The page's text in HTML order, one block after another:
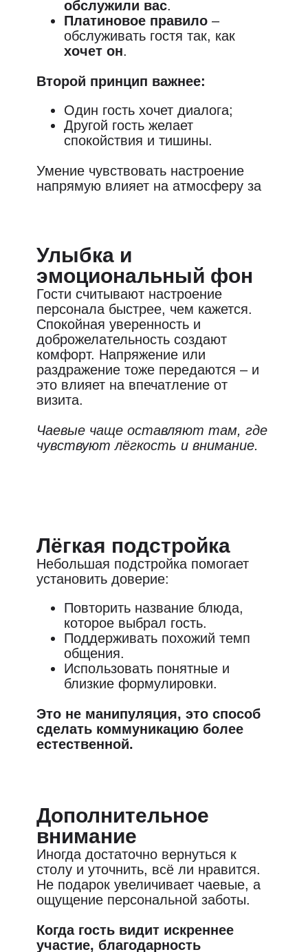
обслужили вас.
Платиновое правило–
обслуживать гостя так, как
хочет он.
Второй принцип важнее:
Один гость хочет диалога;
Другой гость желает
спокойствия и тишины.
Умение чувствовать настроение
напрямую влияет на атмосферу за
Улыбка и
эмоциональный фон
Гости считывают настроение
персонала быстрее, чем кажется.
Спокойная уверенность и
доброжелательность создают
комфорт. Напряжение или
раздражение тоже передаются – и
это влияет на впечатление от
визита.
Чаевые чаще оставляют там, где
чувствуют лёгкость и внимание.
Лёгкая подстройка
Небольшая подстройка помогает
установить доверие:
Повторить название блюда,
которое выбрал гость.
Поддерживать похожий темп
общения.
Использовать понятные и
близкие формулировки.
Это не манипуляция, это способ
сделать коммуникацию более
естественной.
Дополнительное
внимание
Иногда достаточно вернуться к
столу и уточнить, всё ли нравится.
Не подарок увеличивает чаевые, а
ощущение персональной заботы.
Когда гость видит искреннее
участие, благодарность